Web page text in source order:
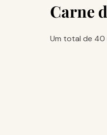
Carne
Um total de 40